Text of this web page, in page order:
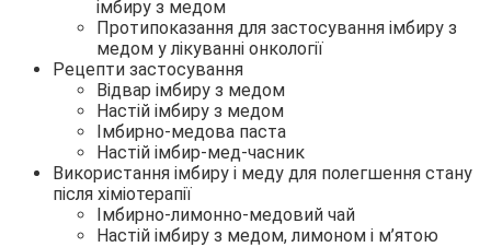
імбиру з медом
Протипоказання для застосування імбиру з
медом у лікуванні онкології
Рецепти застосування
Відвар імбиру з медом
Настій імбиру з медом
Імбирно-медова паста
Настій імбир-мед-часник
Використання імбиру і меду для полегшення стану
після хіміотерапії
Імбирно-лимонно-медовий чай
Настій імбиру з медом, лимоном і м’ятою